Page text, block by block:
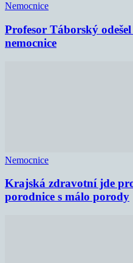
Nemocnice
Profesor Táborský
nemocnice
Nemocnice
Krajská zdravotní jde
porodnice s málo porody